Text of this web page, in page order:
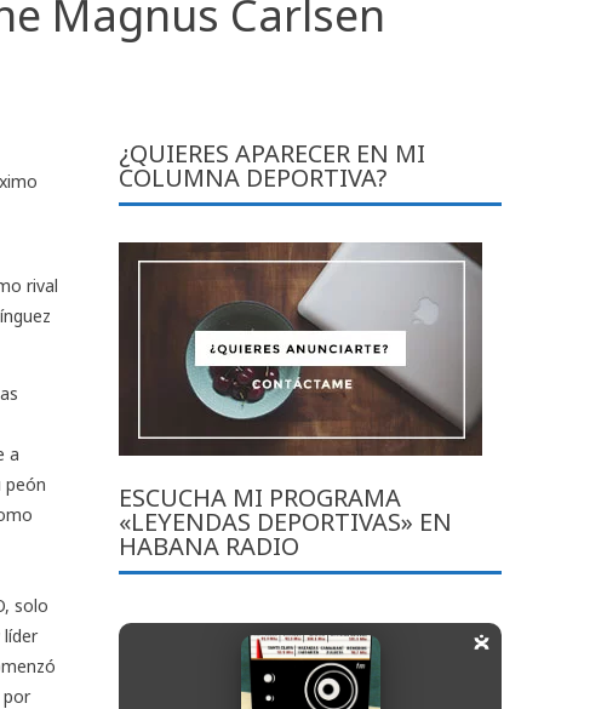
Magnus Carlsen
rival
a
peón
solo
por
¿QUIERES APARECER EN MI
COLUMNA DEPORTIVA?
ESCUCHA MI PROGRAMA
«LEYENDAS DEPORTIVAS» EN
HABANA RADIO